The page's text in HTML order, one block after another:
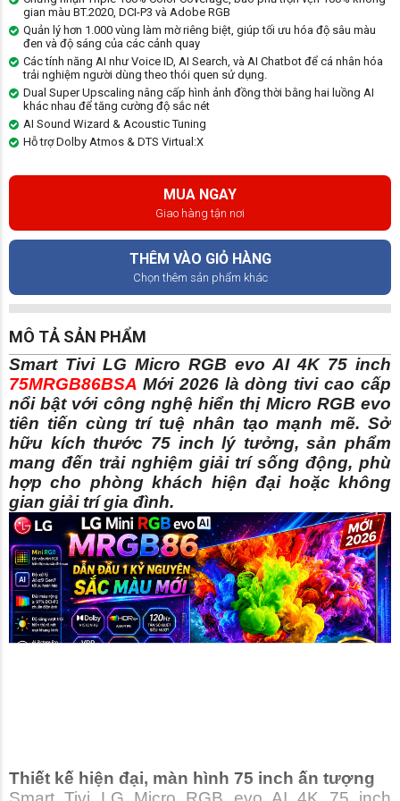
gian màu BT.2020, DCI-P3 và Adobe RGB
Quản lý hơn 1.000 vùng làm mờ riêng biệt, giúp tối ưu hóa độ sâu màu
đen và độ sáng của các cảnh quay
Các tính năng AI như Voice ID, AI Search, và AI Chatbot để cá nhân hóa
trải nghiệm người dùng theo thói quen sử dụng.
Dual Super Upscaling nâng cấp hình ảnh đồng thời bằng hai luồng AI
khác nhau để tăng cường độ sắc nét
AI Sound Wizard & Acoustic Tuning
Hỗ trợ Dolby Atmos & DTS Virtual:X
MUA NGAY
Giao hàng tận nơi
THÊM VÀO GIỎ HÀNG
Chọn thêm sản phẩm khác
MÔ TẢ SẢN PHẨM
Smart Tivi LG Micro RGB evo AI 4K 75 inch
75MRGB86BSA Mới 2026 là dòng tivi cao cấp
nổi bật với công nghệ hiển thị Micro RGB evo
tiên tiến cùng trí tuệ nhân tạo mạnh mẽ. Sở
hữu kích thước 75 inch lý tưởng, sản phẩm
mang đến trải nghiệm giải trí sống động, phù
hợp cho phòng khách hiện đại hoặc không
gian giải trí gia đình.
Thiết kế hiện đại, màn hình 75 inch ấn tượng